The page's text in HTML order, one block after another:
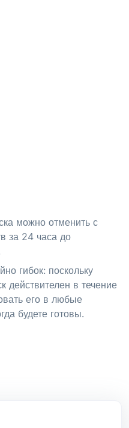
можно отменить с
за 24 часа до
гибок: поскольку
действителен в течение
его в любые
будете готовы.